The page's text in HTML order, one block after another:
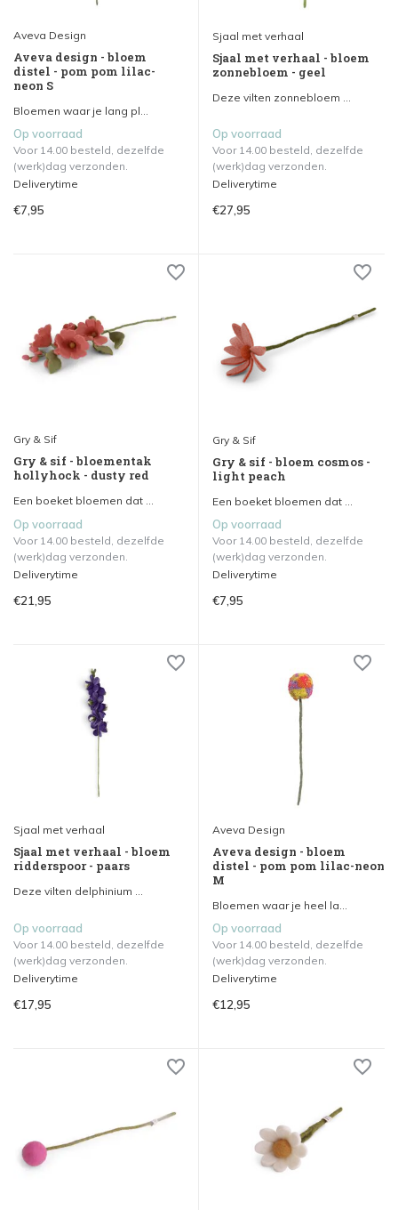
Aveva Design
Aveva design - bloem
distel - pom pom lilac-
neon S
Bloemen waar je lang pl...
Op voorraad
Voor 14.00 besteld, dezelfde
(werk)dag verzonden.
Deliverytime
€7,95
Sjaal met verhaal
Sjaal met verhaal - bloem
zonnebloem - geel
Deze vilten zonnebloem ...
Op voorraad
Voor 14.00 besteld, dezelfde
(werk)dag verzonden.
Deliverytime
€27,95
Gry & Sif
Gry & sif - bloementak
hollyhock - dusty red
Een boeket bloemen dat ...
Op voorraad
Voor 14.00 besteld, dezelfde
(werk)dag verzonden.
Deliverytime
€21,95
Gry & Sif
Gry & sif - bloem cosmos -
light peach
Een boeket bloemen dat ...
Op voorraad
Voor 14.00 besteld, dezelfde
(werk)dag verzonden.
Deliverytime
€7,95
Sjaal met verhaal
Sjaal met verhaal - bloem
ridderspoor - paars
Deze vilten delphinium ...
Op voorraad
Voor 14.00 besteld, dezelfde
(werk)dag verzonden.
Deliverytime
€17,95
Aveva Design
Aveva design - bloem
distel - pom pom lilac-neon
M
Bloemen waar je heel la...
Op voorraad
Voor 14.00 besteld, dezelfde
(werk)dag verzonden.
Deliverytime
€12,95